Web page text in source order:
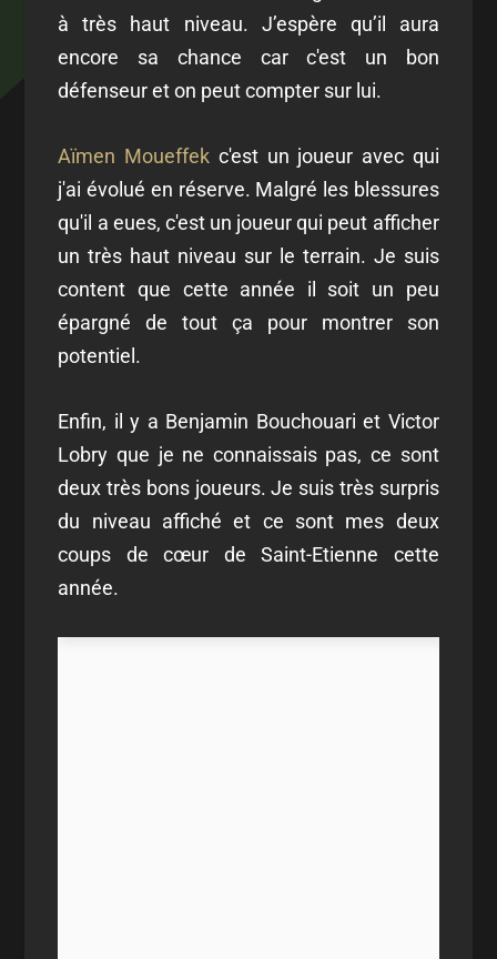
à très haut niveau. J’espère qu’il aura
encore sa chance car c'est un bon
défenseur et on peut compter sur lui.
Aïmen Moueffek c'est un joueur avec qui
j'ai évolué en réserve. Malgré les blessures
qu'il a eues, c'est un joueur qui peut afficher
un très haut niveau sur le terrain. Je suis
content que cette année il soit un peu
épargné de tout ça pour montrer son
potentiel.
Enfin, il y a Benjamin Bouchouari et Victor
Lobry que je ne connaissais pas, ce sont
deux très bons joueurs. Je suis très surpris
du niveau affiché et ce sont mes deux
coups de cœur de Saint-Etienne cette
année.